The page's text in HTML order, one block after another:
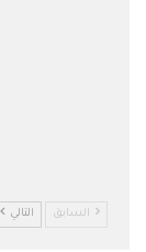
السابق التالي